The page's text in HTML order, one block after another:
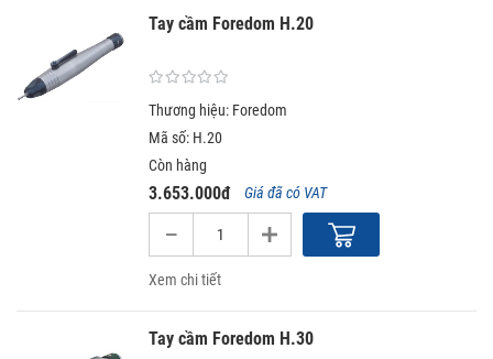
Tay cầm Foredom H.20
Thương hiệu: Foredom
Mã số: H.20
Còn hàng
3.653.000đ Giá đã có VAT
Xem chi tiết
Tay cầm Foredom H.30